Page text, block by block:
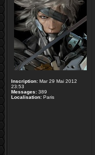
Inscription: Mar 29 Mai 2012
23:53
Messages: 389
Localisation: Paris